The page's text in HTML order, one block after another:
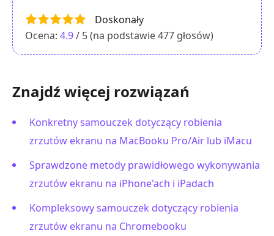
Doskonały
Ocena: 4.9/ 5 (na podstawie477 głosów)
Znajdź więcej rozwiązań
Konkretny samouczek dotyczący robienia
zrzutów ekranu na MacBooku Pro/Air lub iMacu
Sprawdzone metody prawidłowego wykonywania
zrzutów ekranu na iPhone'ach i iPadach
Kompleksowy samouczek dotyczący robienia
zrzutów ekranu na Chromebooku